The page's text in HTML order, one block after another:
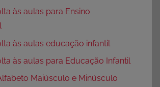
às aulas para Ensino
às aulas educação infantil
às aulas para Educação Infantil
Maiúsculo e Minúsculo